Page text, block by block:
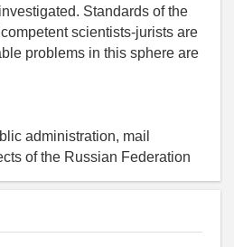
Standards of the
scientists-jurists are
problems in this sphere are
administration, mail
of the Russian Federation